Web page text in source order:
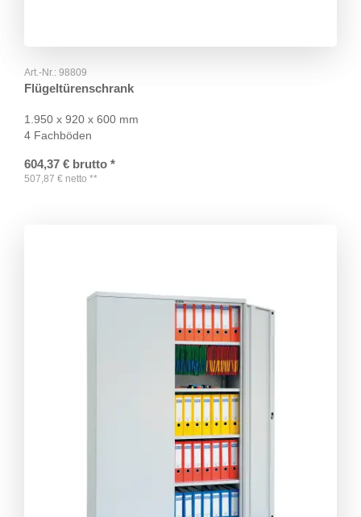
Art.-Nr.: 98809
Flügeltürenschrank
1.950 x 920 x 600 mm
4 Fachböden
604,37 € brutto *
507,87 € netto **